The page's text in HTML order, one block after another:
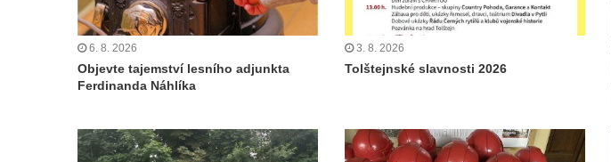
6. 8. 2026
Objevte tajemství lesního adjunkta
Ferdinanda Náhlíka
3. 8. 2026
Tolštejnské slavnosti 2026